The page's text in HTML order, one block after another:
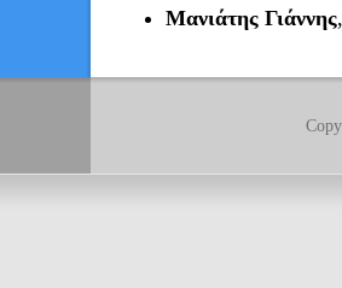
Μανιάτης Γιάννης